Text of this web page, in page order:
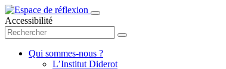
Accessibilité
Qui sommes-nous ?
L’Institut Diderot